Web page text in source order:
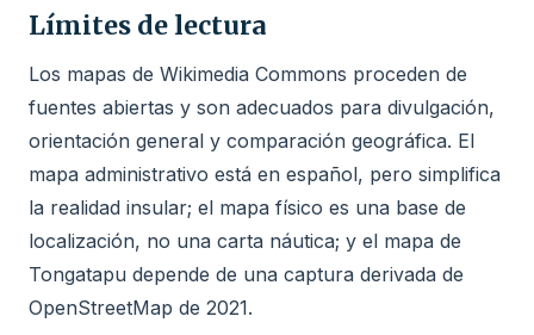
Límites de lectura
Los mapas de Wikimedia Commons proceden de
fuentes abiertas y son adecuados para divulgación,
orientación general y comparación geográfica. El
mapa administrativo está en español, pero simplifica
la realidad insular; el mapa físico es una base de
localización, no una carta náutica; y el mapa de
Tongatapu depende de una captura derivada de
OpenStreetMap de 2021.